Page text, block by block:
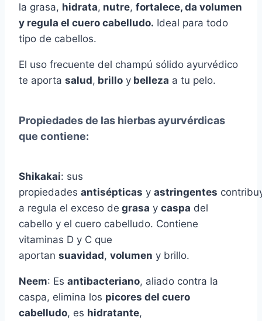
la grasa, hidrata, nutre, fortalece, da volumen
y regula el cuero cabelludo. Ideal para todo
tipo de cabellos.
El uso frecuente del champú sólido ayurvédico
te aporta salud, brillo y belleza a tu pelo.
Propiedades de las hierbas ayurvérdicas
que contiene:
Shikakai: sus
propiedades antisépticas y astringentes
a regula el exceso de grasa y caspa del
cabello y el cuero cabelludo. Contiene
vitaminas D y C que
aportan suavidad, volumen y brillo.
Neem: Es antibacteriano, aliado contra la
caspa, elimina los picores del cuero
cabelludo, es hidratante,